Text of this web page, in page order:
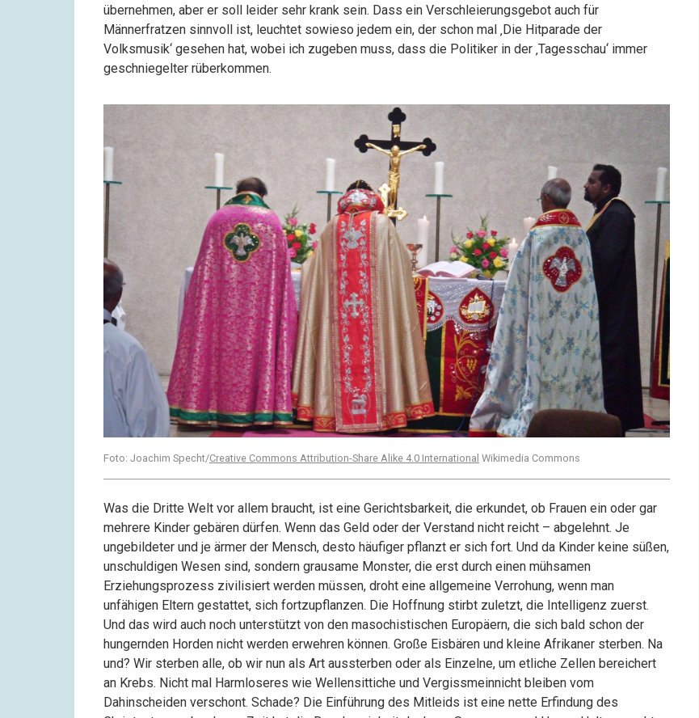
übernehmen, aber er soll leider sehr krank sein. Dass ein Verschleierungsgebot auch für
Männerfratzen sinnvoll ist, leuchtet sowieso jedem ein, der schon mal ‚Die Hitparade der
Volksmusik‘ gesehen hat, wobei ich zugeben muss, dass die Politiker in der ‚Tagesschau‘ immer
geschniegelter rüberkommen.
Foto: Joachim Specht/Creative Commons Attribution-Share Alike 4.0 International Wikimedia Commons
Was die Dritte Welt vor allem braucht, ist eine Gerichtsbarkeit, die erkundet, ob Frauen ein oder gar
mehrere Kinder gebären dürfen. Wenn das Geld oder der Verstand nicht reicht – abgelehnt. Je
ungebildeter und je ärmer der Mensch, desto häufiger pflanzt er sich fort. Und da Kinder keine süßen,
unschuldigen Wesen sind, sondern grausame Monster, die erst durch einen mühsamen
Erziehungsprozess zivilisiert werden müssen, droht eine allgemeine Verrohung, wenn man
unfähigen Eltern gestattet, sich fortzupflanzen. Die Hoffnung stirbt zuletzt, die Intelligenz zuerst.
Und das wird auch noch unterstützt von den masochistischen Europäern, die sich bald schon der
hungernden Horden nicht werden erwehren können. Große Eisbären und kleine Afrikaner sterben. Na
und? Wir sterben alle, ob wir nun als Art aussterben oder als Einzelne, um etliche Zellen bereichert
an Krebs. Nicht mal Harmloseres wie Wellensittiche und Vergissmeinnicht bleiben vom
Dahinscheiden verschont. Schade? Die Einführung des Mitleids ist eine nette Erfindung des